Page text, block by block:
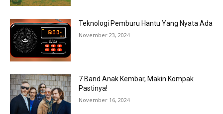
Teknologi Pemburu Hantu Yang Nyata Ada
November 23, 2024
7 Band Anak Kembar, Makin Kompak
Pastinya!
November 16, 2024